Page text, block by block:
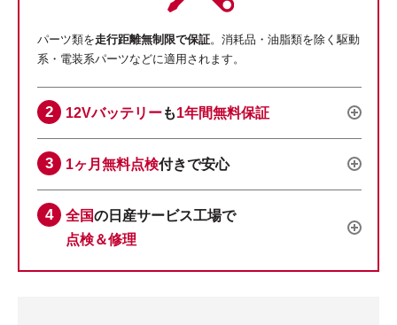
パーツ類を走行距離無制限で保証。消耗品・油脂類を除く駆動
系・電装系パーツなどに適用されます。
12Vバッテリーも1年間無料保証
1ヶ月無料点検付きで安心
全国の日産サービス工場で
点検＆修理